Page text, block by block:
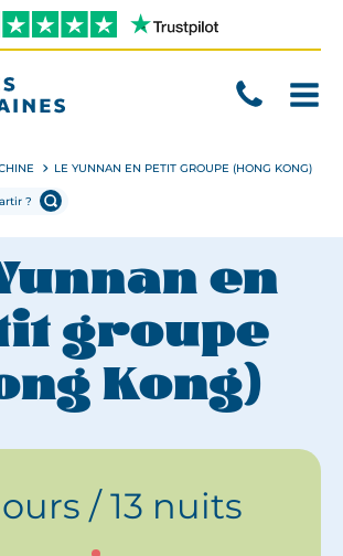
LE YUNNAN EN PETIT GROUPE (HONG KONG)
en
groupe
Kong)
/ 13 nuits